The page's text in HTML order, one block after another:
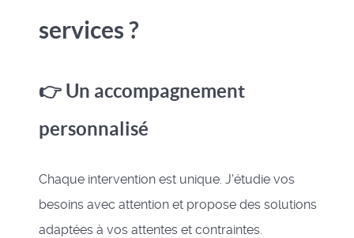
services ?
👉 Un accompagnement
personnalisé
Chaque intervention est unique. J'étudie vos
besoins avec attention et propose des solutions
adaptées à vos attentes et contraintes.